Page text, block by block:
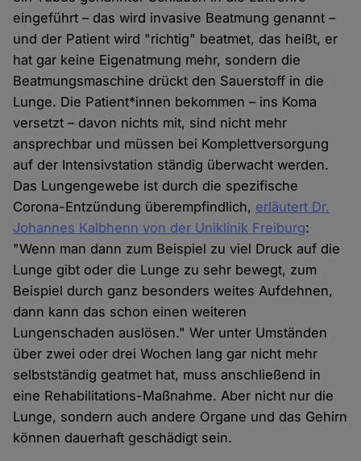
eingeführt – das wird invasive Beatmung genannt –
und der Patient wird "richtig" beatmet, das heißt, er
hat gar keine Eigenatmung mehr, sondern die
Beatmungsmaschine drückt den Sauerstoff in die
Lunge. Die Patient*innen bekommen – ins Koma
versetzt – davon nichts mit, sind nicht mehr
ansprechbar und müssen bei Komplettversorgung
auf der Intensivstation ständig überwacht werden.
Das Lungengewebe ist durch die spezifische
Corona-Entzündung überempfindlich, erläutert Dr.
Johannes Kalbhenn von der Uniklinik Freiburg:
"Wenn man dann zum Beispiel zu viel Druck auf die
Lunge gibt oder die Lunge zu sehr bewegt, zum
Beispiel durch ganz besonders weites Aufdehnen,
dann kann das schon einen weiteren
Lungenschaden auslösen." Wer unter Umständen
über zwei oder drei Wochen lang gar nicht mehr
selbstständig geatmet hat, muss anschließend in
eine Rehabilitations-Maßnahme. Aber nicht nur die
Lunge, sondern auch andere Organe und das Gehirn
können dauerhaft geschädigt sein.